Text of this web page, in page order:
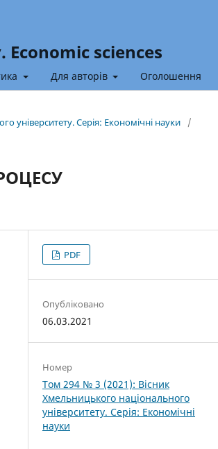
sciences
Для авторів Оголошення
університету. Серія: Економічні науки
/
PDF
Опубліковано
06.03.2021
Номер
Том 294 № 3 (2021): Вісник
Хмельницького національного
університету. Серія: Економічні
науки